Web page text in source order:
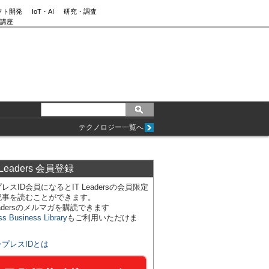
ト開発 IoT・AI
研究・調査
座
テクノロジー一覧へ
会員登録
スID会員になるとIT Leadersの会員限定
を読むことができます。
のメルマガを購読できます
Business Libraryもご利用いただけま
プレスIDとは